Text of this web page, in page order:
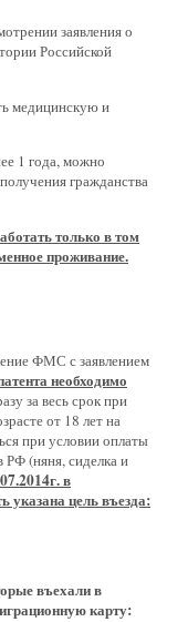
заявления о
Российской
медицинскую и
1 года, можно
гражданства
только в том
проживание.
ФМС с заявлением
необходимо
за весь срок при
от 18 лет на
при условии оплаты
РФ (няня, сиделка и
в
указана цель въезда:
въехали в
карту: